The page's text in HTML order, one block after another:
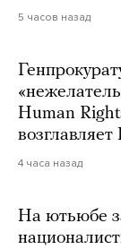
5 часов назад
Human
4 часа назад
На ютьюбе